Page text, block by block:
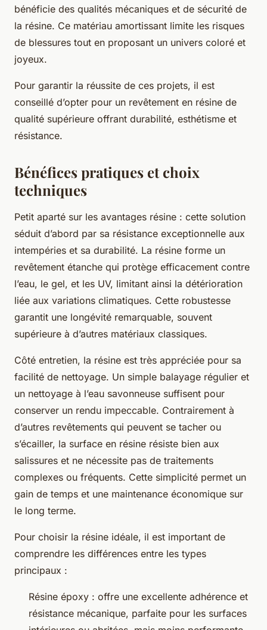
bénéficie des qualités mécaniques et de sécurité de
la résine. Ce matériau amortissant limite les risques
de blessures tout en proposant un univers coloré et
joyeux.
Pour garantir la réussite de ces projets, il est
conseillé d’opter pour un revêtement en résine de
qualité supérieure offrant durabilité, esthétisme et
résistance.
Bénéfices pratiques et choix
techniques
Petit aparté sur les avantages résine : cette solution
séduit d’abord par sa résistance exceptionnelle aux
intempéries et sa durabilité. La résine forme un
revêtement étanche qui protège efficacement contre
l’eau, le gel, et les UV, limitant ainsi la détérioration
liée aux variations climatiques. Cette robustesse
garantit une longévité remarquable, souvent
supérieure à d’autres matériaux classiques.
Côté entretien, la résine est très appréciée pour sa
facilité de nettoyage. Un simple balayage régulier et
un nettoyage à l’eau savonneuse suffisent pour
conserver un rendu impeccable. Contrairement à
d’autres revêtements qui peuvent se tacher ou
s’écailler, la surface en résine résiste bien aux
salissures et ne nécessite pas de traitements
complexes ou fréquents. Cette simplicité permet un
gain de temps et une maintenance économique sur
le long terme.
Pour choisir la résine idéale, il est important de
comprendre les différences entre les types
principaux :
Résine époxy : offre une excellente adhérence et
résistance mécanique, parfaite pour les surfaces